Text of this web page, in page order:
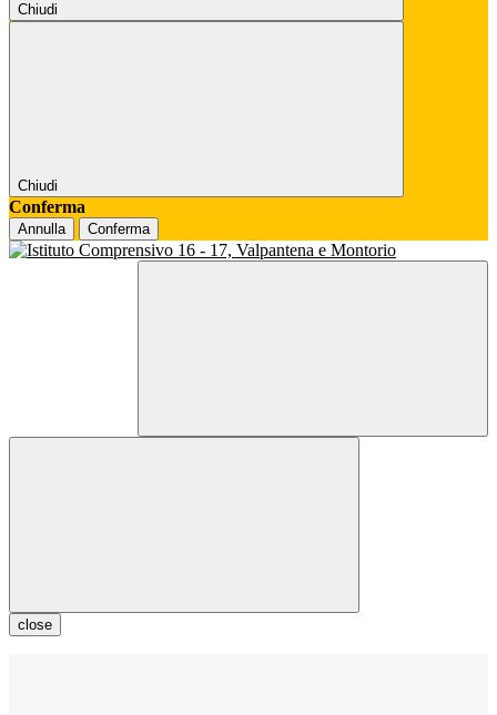
Chiudi
Chiudi
Conferma
Annulla Conferma
close